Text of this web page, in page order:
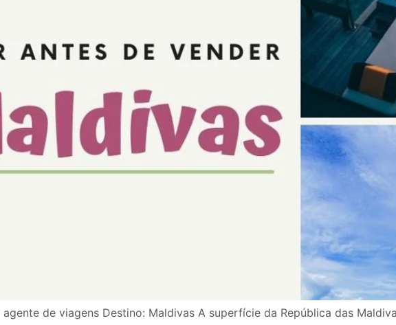
de viagens Destino: Maldivas A superfície da República das